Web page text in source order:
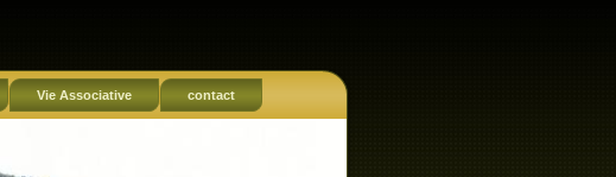
Vie Associative contact